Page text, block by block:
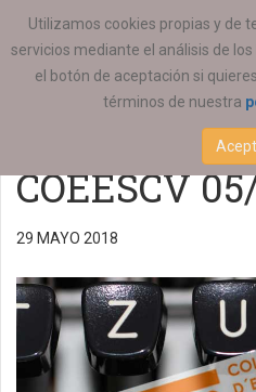
Utilizamos cookies propias y de
servicios mediante el análisis de
el botón de aceptación si
términos de nuestra
ESTÁ AQUÍ: ACTUALIDAD
Reunión del
motor
COEESCV
29 MAYO 2018